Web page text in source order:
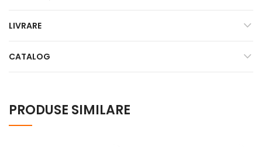
LIVRARE
CATALOG
PRODUSE SIMILARE